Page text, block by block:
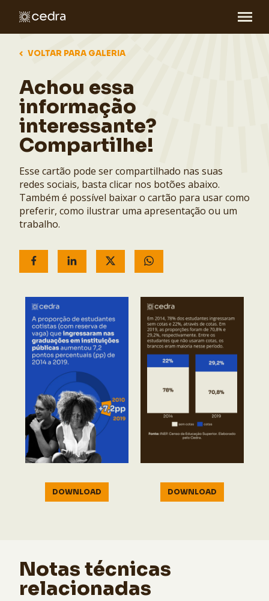
DOWNLOAD DOWNLOAD
VOLTAR PARA GALERIA
Achou essa
informação
interessante?
Compartilhe!
Esse cartão pode ser compartilhado nas suas
redes sociais, basta clicar nos botões abaixo.
Também é possível baixar o cartão para usar como
preferir, como ilustrar uma apresentação ou um
trabalho.
Notas técnicas
relacionadas